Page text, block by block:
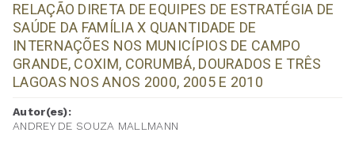
RELAÇÃO DIRETA DE EQUIPES DE ESTRATÉGIA DE
SAÚDE DA FAMÍLIA X QUANTIDADE DE
INTERNAÇÕES NOS MUNICÍPIOS DE CAMPO
GRANDE, COXIM, CORUMBÁ, DOURADOS E TRÊS
LAGOAS NOS ANOS 2000, 2005 E 2010
Autor(es):
ANDREY DE SOUZA MALLMANN